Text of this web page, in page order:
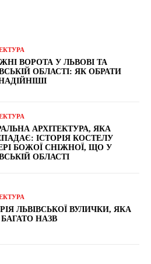
ВОРОТА У ЛЬВОВІ ТА
ОБЛАСТІ: ЯК ОБРАТИ
АРХІТЕКТУРА, ЯКА
ІСТОРІЯ КОСТЕЛУ
БОЖОЇ СНІЖНОЇ, ЩО У
ОБЛАСТІ
ЛЬВІВСЬКОЇ ВУЛИЧКИ, ЯКА
НАЗВ